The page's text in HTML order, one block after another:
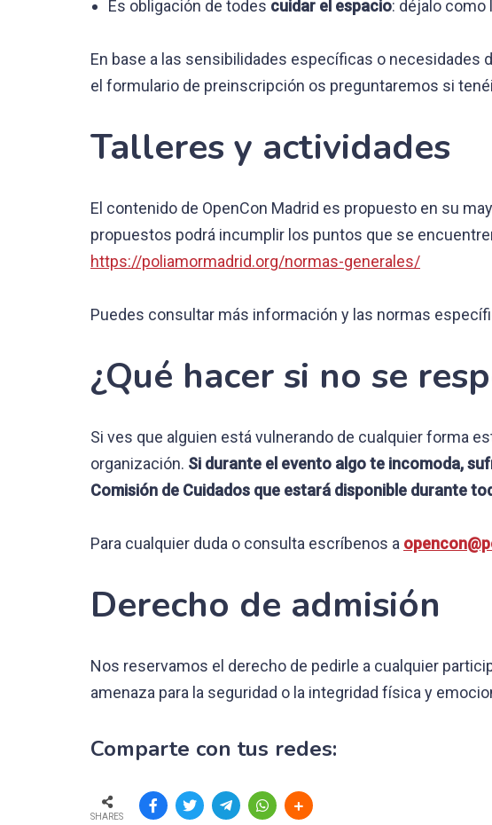
Es obligación de todes cuidar el espacio: déjalo como
En base a las sensibilidades específicas o necesidades
el formulario de preinscripción os preguntaremos si
Talleres y actividades
El contenido de OpenCon Madrid es propuesto en su
propuestos podrá incumplir los puntos que se
https://poliamormadrid.org/normas-generales/
Puedes consultar más información y las normas
¿Qué hacer si no se
Si ves que alguien está vulnerando de cualquier forma
organización. Si durante el evento algo te incomoda,
Comisión de Cuidados que estará disponible durante
Para cualquier duda o consulta escríbenos a
Derecho de admisión
Nos reservamos el derecho de pedirle a cualquier
amenaza para la seguridad o la integridad física y
Comparte con tus redes:
SHARES